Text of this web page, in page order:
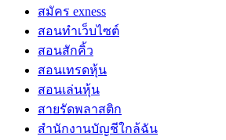
สมัคร exness
สอนทำเว็บไซต์
สอนสักคิ้ว
สอนเทรดหุ้น
สอนเล่นหุ้น
สายรัดพลาสติก
สำนักงานบัญชีใกล้ฉัน